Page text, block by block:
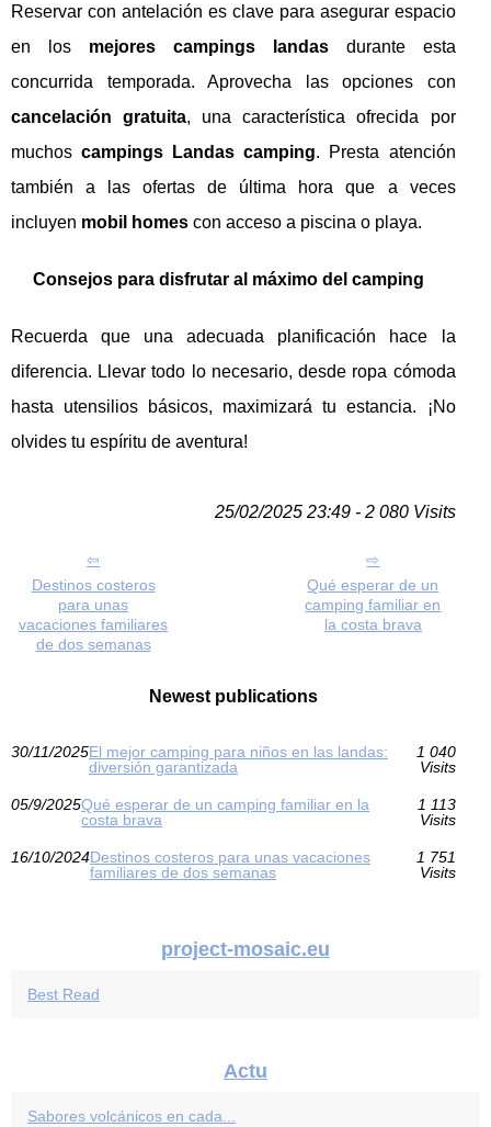
Reservar con antelación es clave para asegurar espacio
en los mejores campings landasdurante esta
concurrida temporada. Aprovecha las opciones con
cancelación gratuita, una característica ofrecida por
muchoscampings Landas camping. Presta atención
también a las ofertas de última hora que a veces
incluyen mobil homes con acceso a piscina o playa.
Consejos para disfrutar al máximo del camping
Recuerda que una adecuada planificación hace la
diferencia. Llevar todo lo necesario, desde ropa cómoda
hasta utensilios básicos, maximizará tu estancia. ¡No
olvides tu espíritu de aventura!
25/02/2025 23:49 - 2 080 Visits
Destinos costeros
para unas
vacaciones familiares
de dos semanas
Qué esperar de un
camping familiar en
la costa brava
Newest publications
30/11/2025El mejor camping para niños en las landas:
diversión garantizada
1 040
Visits
05/9/2025Qué esperar de un camping familiar en la
costa brava
1 113
Visits
16/10/2024Destinos costeros para unas vacaciones
familiares de dos semanas
1 751
Visits
project-mosaic.eu
Best Read
Actu
Sabores volcánicos en cada...